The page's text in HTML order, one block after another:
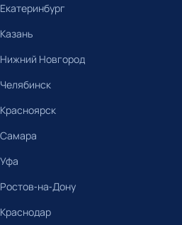
Екатеринбург
Казань
Нижний Новгород
Челябинск
Красноярск
Самара
Уфа
Ростов-на-Дону
Краснодар